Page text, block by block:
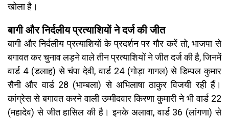
खोला है।
बागी और निर्दलीय प्रत्याशियों ने दर्ज की जीत
बागी और निर्दलीय प्रत्याशियों के प्रदर्शन पर गौर करें तो, भाजपा से
बगावत कर चुनाव लड़ने वाले तीन प्रत्याशियों ने जीत दर्ज की है, जिनमें
वार्ड 4 (डलाह) से चंपा देवी, वार्ड 24 (गोड़ा गागल) से डिम्पल कुमार
सैनी और वार्ड 28 (भाम्बला) से अभिलाषा ठाकुर विजयी रही हैं।
कांग्रेस से बगावत करने वाली उम्मीदवार किरणा कुमारी ने भी वार्ड 22
(महादेव) से जीत हासिल की है। इनके अलावा, वार्ड 36 (लांगणा) से